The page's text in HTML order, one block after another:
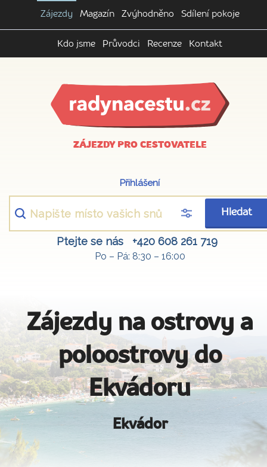
Zájezdy Magazín Zvýhodněno Sdílení pokoje
Kdo jsme Průvodci Recenze Kontakt
ZÁJEZDY PRO CESTOVATELE
Přihlášení
Hledat
Ptejte se nás +420 608 261 719
Po – Pá: 8:30 – 16:00
Zájezdy na ostrovy a
poloostrovy do
Ekvádoru
Ekvádor